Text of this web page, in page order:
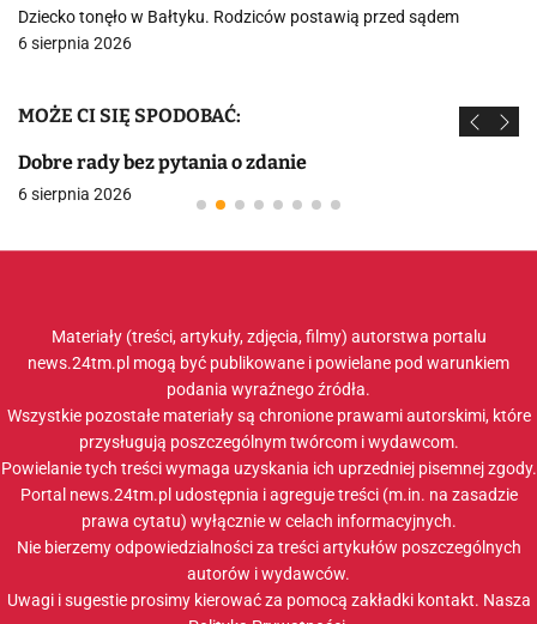
Dziecko tonęło w Bałtyku. Rodziców postawią przed sądem
6 sierpnia 2026
MOŻE CI SIĘ SPODOBAĆ:
Dobre rady bez pytania o zdanie
6 sierpnia 2026
Materiały (treści, artykuły, zdjęcia, filmy) autorstwa portalu
news.24tm.pl mogą być publikowane i powielane pod warunkiem
podania wyraźnego źródła.
Wszystkie pozostałe materiały są chronione prawami autorskimi, które
przysługują poszczególnym twórcom i wydawcom.
Powielanie tych treści wymaga uzyskania ich uprzedniej pisemnej zgody.
Portal news.24tm.pl udostępnia i agreguje treści (m.in. na zasadzie
prawa cytatu) wyłącznie w celach informacyjnych.
Nie bierzemy odpowiedzialności za treści artykułów poszczególnych
autorów i wydawców.
Uwagi i sugestie prosimy kierować za pomocą zakładki kontakt. Nasza